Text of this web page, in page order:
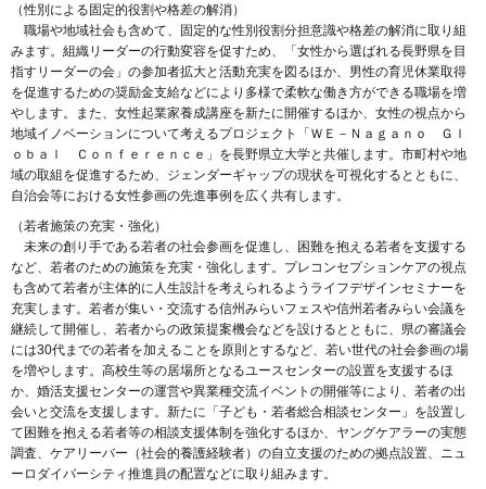
（性別による固定的役割や格差の解消）
職場や地域社会も含めて、固定的な性別役割分担意識や格差の解消に取り組
みます。組織リーダーの行動変容を促すため、「女性から選ばれる長野県を目
指すリーダーの会」の参加者拡大と活動充実を図るほか、男性の育児休業取得
を促進するための奨励金支給などにより多様で柔軟な働き方ができる職場を増
やします。また、女性起業家養成講座を新たに開催するほか、女性の視点から
地域イノベーションについて考えるプロジェクト「ＷＥ－Ｎａｇａｎｏ Ｇｌ
ｏｂａｌ Ｃｏｎｆｅｒｅｎｃｅ」を長野県立大学と共催します。市町村や地
域の取組を促進するため、ジェンダーギャップの現状を可視化するとともに、
自治会等における女性参画の先進事例を広く共有します。
（若者施策の充実・強化）
未来の創り手である若者の社会参画を促進し、困難を抱える若者を支援する
など、若者のための施策を充実・強化します。プレコンセプションケアの視点
も含めて若者が主体的に人生設計を考えられるようライフデザインセミナーを
充実します。若者が集い・交流する信州みらいフェスや信州若者みらい会議を
継続して開催し、若者からの政策提案機会などを設けるとともに、県の審議会
には30代までの若者を加えることを原則とするなど、若い世代の社会参画の場
を増やします。高校生等の居場所となるユースセンターの設置を支援するほ
か、婚活支援センターの運営や異業種交流イベントの開催等により、若者の出
会いと交流を支援します。新たに「子ども・若者総合相談センター」を設置し
て困難を抱える若者等の相談支援体制を強化するほか、ヤングケアラーの実態
調査、ケアリーバー（社会的養護経験者）の自立支援のための拠点設置、ニュ
ーロダイバーシティ推進員の配置などに取り組みます。